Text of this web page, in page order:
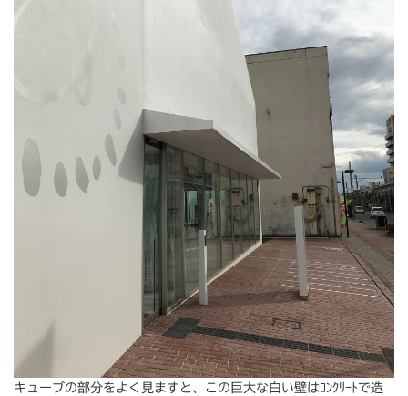
キューブの部分をよく見ますと、この巨大な白い壁はｺﾝｸﾘｰﾄで造